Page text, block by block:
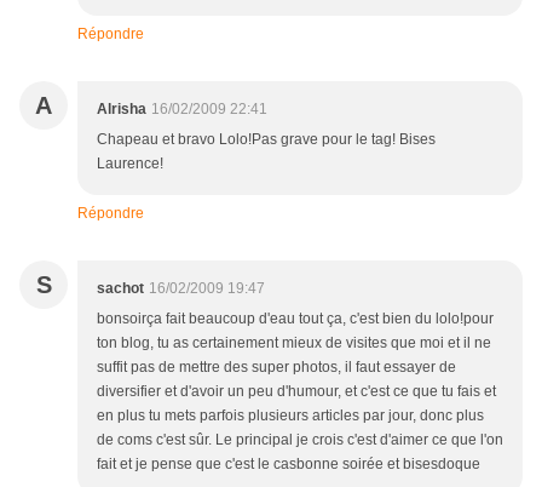
Répondre
A Alrisha 16/02/2009 22:41
Chapeau et bravo Lolo!Pas grave pour le tag! Bises
Laurence!
Répondre
S sachot 16/02/2009 19:47
bonsoirça fait beaucoup d'eau tout ça, c'est bien du lolo!pour
ton blog, tu as certainement mieux de visites que moi et il ne
suffit pas de mettre des super photos, il faut essayer de
diversifier et d'avoir un peu d'humour, et c'est ce que tu fais et
en plus tu mets parfois plusieurs articles par jour, donc plus
de coms c'est sûr. Le principal je crois c'est d'aimer ce que l'on
fait et je pense que c'est le casbonne soirée et bisesdoque